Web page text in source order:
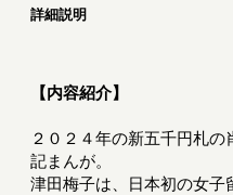
詳細説明
【内容紹介】
２０２４年の新五千円札
記まんが。
津田梅子は、日本初の女子